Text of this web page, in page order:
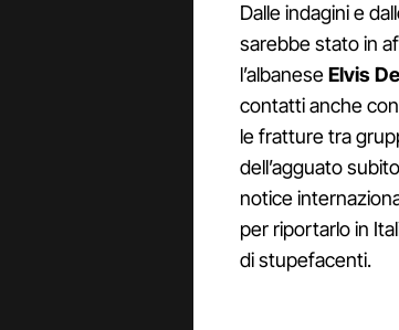
Dalle indagini e
sarebbe stato in
l’albaneseElvis
contatti anche
le fratture tra
dell’agguato
notice
per riportarlo in
di stupefacenti.